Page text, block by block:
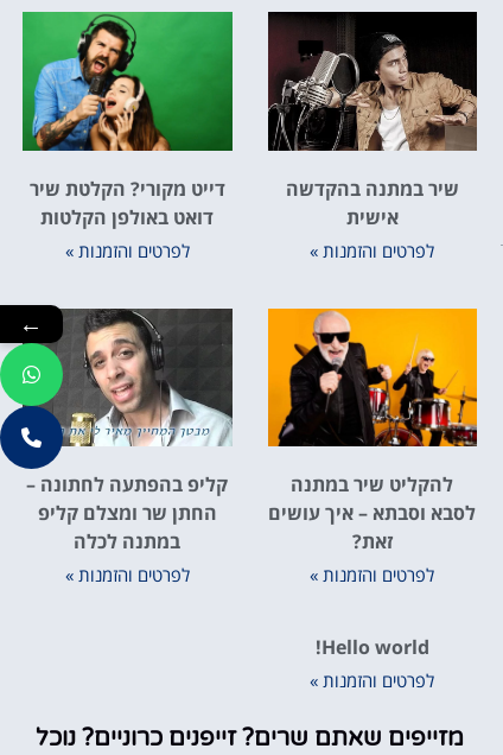
שיר במתנה בהקדשה
אישית
לפרטים והזמנות »
דייט מקורי? הקלטת שיר
דואט באולפן הקלטות
לפרטים והזמנות »
להקליט שיר במתנה
לסבא וסבתא – איך עושים
זאת?
לפרטים והזמנות »
קליפ בהפתעה לחתונה –
החתן שר ומצלם קליפ
במתנה לכלה
לפרטים והזמנות »
Hello world!
לפרטים והזמנות »
מזייפים שאתם שרים? זייפנים כרוניים? נוכל
←